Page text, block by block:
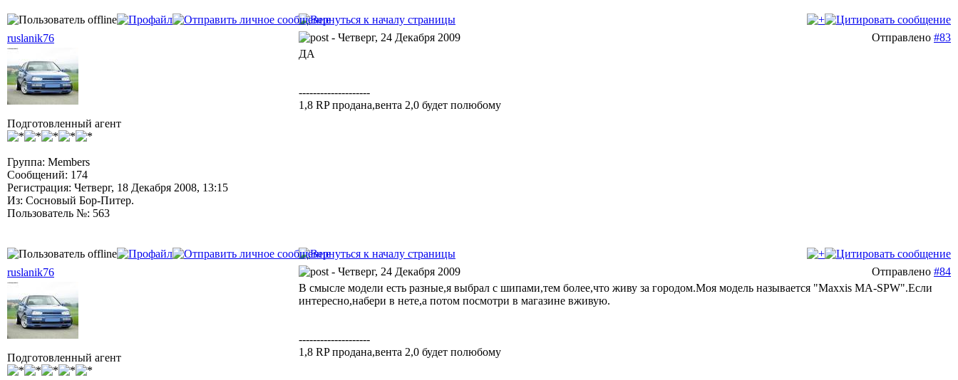
ruslanik76 - Четверг, 24 Декабря 2009 Отправлено #83
Подготовленный агент
Группа: Members
Сообщений: 174
Регистрация: Четверг, 18 Декабря 2008, 13:15
Из: Сосновый Бор-Питер.
Пользователь №: 563
ДА
--------------------
1,8 RP продана,вента 2,0 будет полюбому
ruslanik76 - Четверг, 24 Декабря 2009 Отправлено #84
Подготовленный агент
В смысле модели есть разные,я выбрал с шипами,тем более,что живу за городом.Моя модель называется "Maxxis MA-SPW".Если
интересно,набери в нете,а потом посмотри в магазине вживую.
--------------------
1,8 RP продана,вента 2,0 будет полюбому